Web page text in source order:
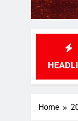
Listrik di Kalsel-
Home